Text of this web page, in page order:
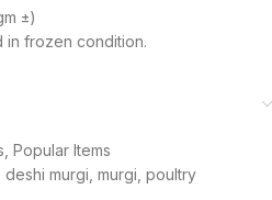
±)
in frozen condition.
Popular Items
deshi murgi murgi poultry